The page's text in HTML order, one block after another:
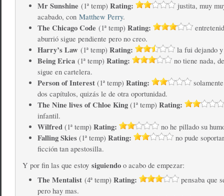
Mr Sunshine (1ª temp) Rating:
justita, muy
acabado, con Matthew Perry.
The Chicago Code (1ª temp) Rating:
aburrió sigue pendiente pero no creo.
Harry’s Law(1ª temp) Rating: la fui dejando y
Being Erica(1ª temp) Rating:
no tiene nada,
sigue en cartelera.
Person of Interest(1ª temp) Rating:
dos capítulos, quizás le de otra oportunidad.
The Nine lives of Chloe King(1ª temp) Rating:
infantil.
Wilfred(1ª temp) Rating: no he pillado su
Falling Skies(1ª temp) Rating:
no pude
ficción tan apestosilla.
Y por fin las que estoy siguiendoo acabo de empezar:
The Mentalist(4ª temp) Rating:
pensaba que
pero hay mas.